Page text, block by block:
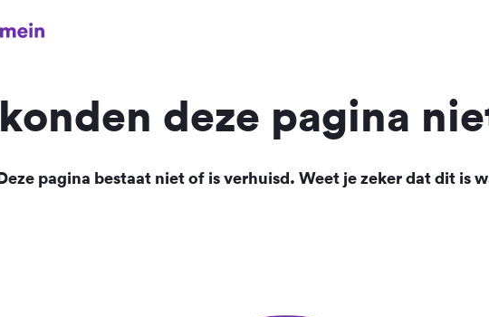
deze pagina
pagina bestaat niet of is verhuisd. Weet je zeker dat dit is